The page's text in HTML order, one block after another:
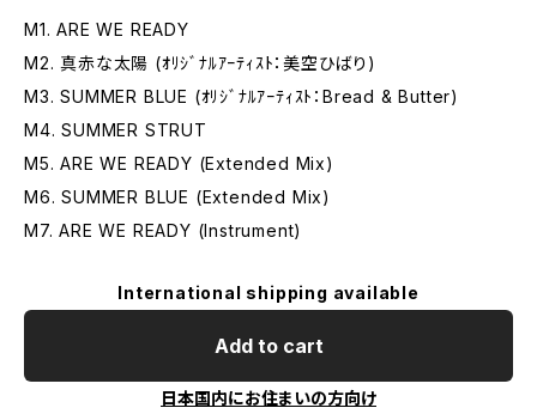
M1. ARE WE READY
M2. 真赤な太陽 (ｵﾘｼﾞﾅﾙｱｰﾃｨｽﾄ：美空ひばり)
M3. SUMMER BLUE (ｵﾘｼﾞﾅﾙｱｰﾃｨｽﾄ：Bread & Butter)
M4. SUMMER STRUT
M5. ARE WE READY (Extended Mix)
M6. SUMMER BLUE (Extended Mix)
M7. ARE WE READY (Instrument)
International shipping available
Add to cart
日本国内にお住まいの方向け